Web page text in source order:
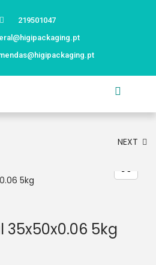
219501047
NEXT
35x50x0.06 5kg